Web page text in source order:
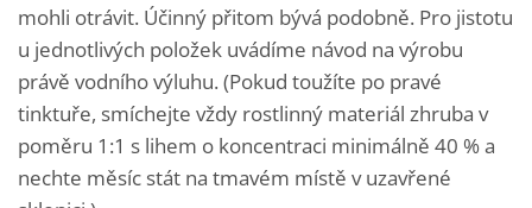
mohli otrávit. Účinný přitom bývá podobně. Pro jistotu
u jednotlivých položek uvádíme návod na výrobu
právě vodního výluhu. (Pokud toužíte po pravé
tinktuře, smíchejte vždy rostlinný materiál zhruba v
poměru 1:1 s lihem o koncentraci minimálně 40 % a
nechte měsíc stát na tmavém místě v uzavřené